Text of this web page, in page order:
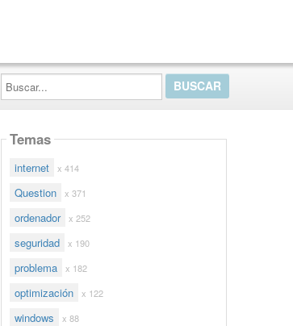
Buscar...
Temas
internet x 414
Question x 371
ordenador x 252
seguridad x 190
problema x 182
optimización x 122
windows x 88